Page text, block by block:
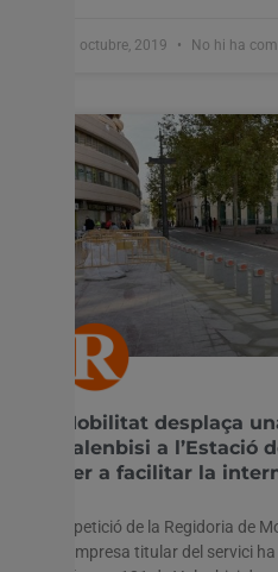
31 octubre, 2019 No hi ha
Mobilitat desplaça
Valenbisi a l’Estació
per a facilitar la
A petició de la Regidoria de
l’empresa titular del servici